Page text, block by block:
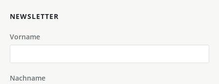
NEWSLETTER
Vorname
Nachname